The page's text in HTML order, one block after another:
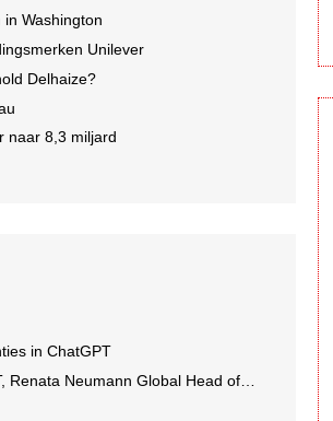
Washington
Unilever
Delhaize?
naar 8,3 miljard
in ChatGPT
Neumann Global Head of Production